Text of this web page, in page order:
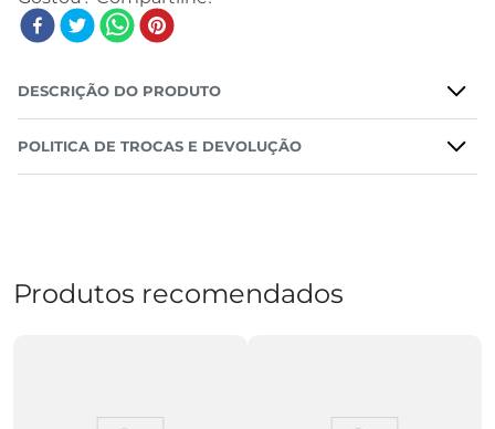
DESCRIÇÃO DO PRODUTO
POLITICA DE TROCAS E DEVOLUÇÃO
Produtos recomendados